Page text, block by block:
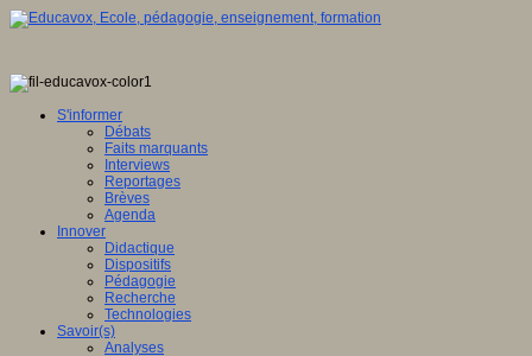
S'informer
Débats
Faits marquants
Interviews
Reportages
Brèves
Agenda
Innover
Didactique
Dispositifs
Pédagogie
Recherche
Technologies
Savoir(s)
Analyses